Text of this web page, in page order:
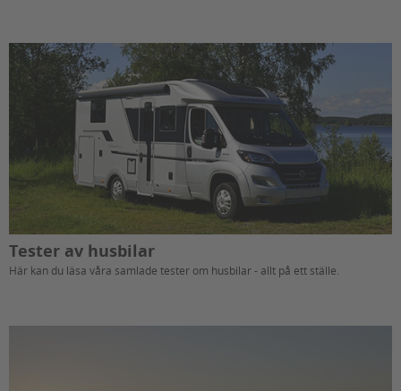
Tester av husbilar
Här kan du läsa våra samlade tester om husbilar - allt på ett ställe.